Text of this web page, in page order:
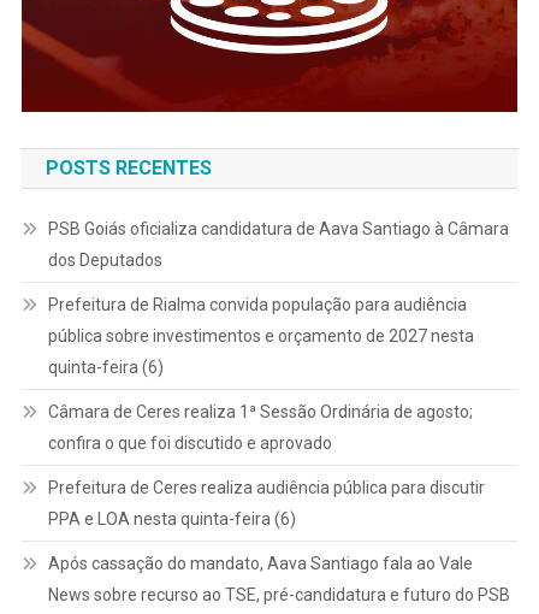
POSTS RECENTES
PSB Goiás oficializa candidatura de Aava Santiago à Câmara
dos Deputados
Prefeitura de Rialma convida população para audiência
pública sobre investimentos e orçamento de 2027 nesta
quinta-feira (6)
Câmara de Ceres realiza 1ª Sessão Ordinária de agosto;
confira o que foi discutido e aprovado
Prefeitura de Ceres realiza audiência pública para discutir
PPA e LOA nesta quinta-feira (6)
Após cassação do mandato, Aava Santiago fala ao Vale
News sobre recurso ao TSE, pré-candidatura e futuro do PSB